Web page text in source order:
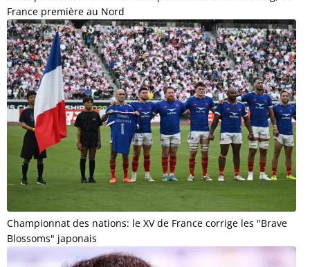
France première au Nord
Championnat des nations: le XV de France corrige les "Brave
Blossoms" japonais